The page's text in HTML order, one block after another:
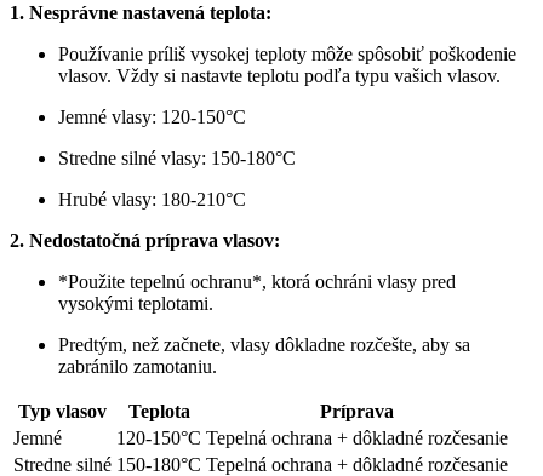
1. Nesprávne nastavená teplota:
Používanie príliš vysokej teploty môže spôsobiť poškodenie
vlasov. Vždy si nastavte teplotu podľa typu vašich vlasov.
Jemné vlasy: 120-150°C
Stredne silné vlasy: 150-180°C
Hrubé vlasy: 180-210°C
2. Nedostatočná príprava vlasov:
*Použite tepelnú ochranu*, ktorá ochráni vlasy pred
vysokými teplotami.
Predtým, než začnete, vlasy dôkladne rozčešte, aby sa
zabránilo zamotaniu.
Typ vlasov Teplota
Príprava
Jemné
120-150°C Tepelná ochrana + dôkladné rozčesanie
Stredne silné 150-180°C Tepelná ochrana + dôkladné rozčesanie